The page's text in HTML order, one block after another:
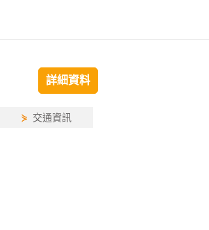
詳細資料
⋟ 交通資訊